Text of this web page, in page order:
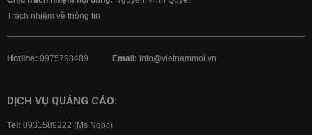
Trách nhiệm về thông tin
Hotline: 0975798489 Email: info@vietnammoi.vn
DỊCH VỤ QUẢNG CÁO:
Tel: 0931589222 (Ms Ngọc)